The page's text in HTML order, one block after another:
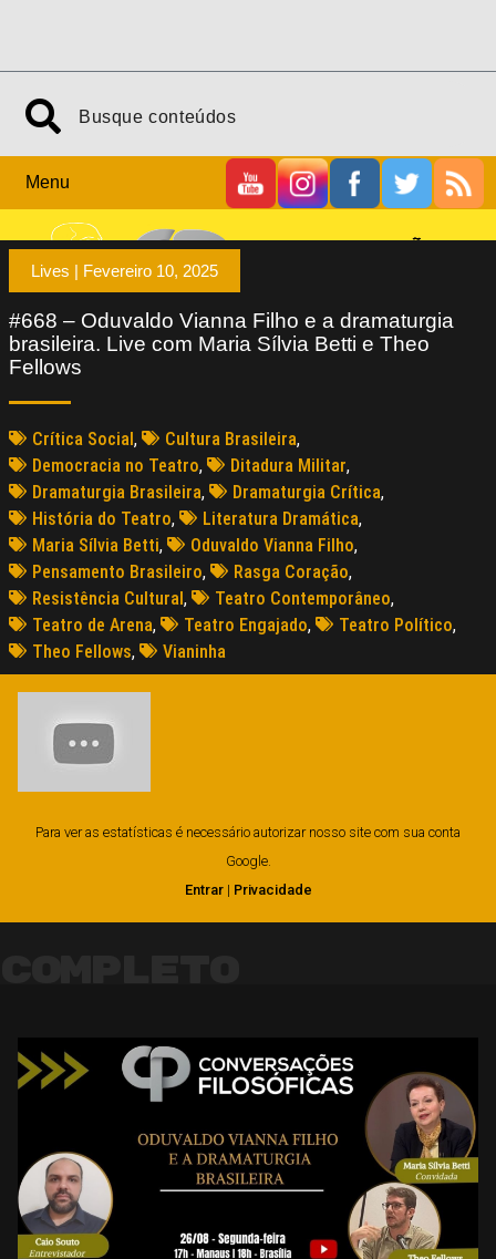
Menu
Lives | Fevereiro 10, 2025
#668 – Oduvaldo Vianna Filho e a dramaturgia
brasileira. Live com Maria Sílvia Betti e Theo
Fellows
Crítica Social, Cultura Brasileira,
Democracia no Teatro, Ditadura Militar,
Dramaturgia Brasileira, Dramaturgia Crítica,
História do Teatro, Literatura Dramática,
Maria Sílvia Betti, Oduvaldo Vianna Filho,
Pensamento Brasileiro, Rasga Coração,
Resistência Cultural, Teatro Contemporâneo,
Teatro de Arena, Teatro Engajado, Teatro Político,
Theo Fellows, Vianinha
Para ver as estatísticas é necessário autorizar nosso site com sua conta
Google.
Entrar| Privacidade